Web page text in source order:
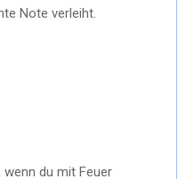
Note verleiht.
du mit Feuer